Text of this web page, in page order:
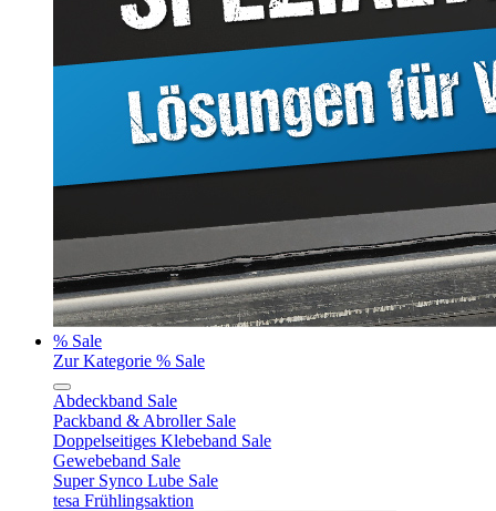
% Sale
Zur Kategorie % Sale
Abdeckband Sale
Packband & Abroller Sale
Doppelseitiges Klebeband Sale
Gewebeband Sale
Super Synco Lube Sale
tesa Frühlingsaktion